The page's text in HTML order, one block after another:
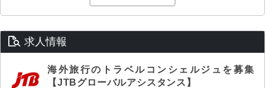
求人情報
海外旅行のトラベルコンシェルジュを募集
【JTBグローバルアシスタンス】